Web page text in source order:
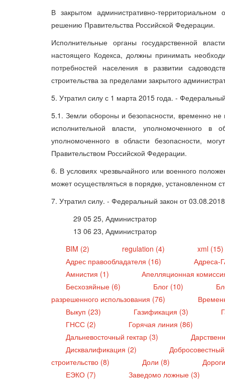
В закрытом административно-
решению Правительства Российской Федерации.
Исполнительные органы государственной
настоящего Кодекса, должны принимать
потребностей населения в развитии
строительства за пределами закрытого
5. Утратил силу с 1 марта 2015 года. -
5.1. Земли обороны и безопасности, временно
исполнительной власти, уполномоченного в
уполномоченного в области безопасности,
Правительством Российской Федерации.
6. В условиях чрезвычайного или военного
может осуществляться в порядке, установленном
7. Утратил силу. - Федеральный закон от
29 05 25, Администратор
13 06 23, Администратор
BIM (2)
regulation (4)
xml (15)
Адрес правообладателя (16)
Амнистия (1)
Апелляционная
Бесхозяйные (6)
Блог (10)
разрешенного использования (76)
Выкуп (23)
Газификация (3)
ГНСС (2)
Горячая линия (86)
Дальневосточный гектар (3)
Дисквалификация (2)
строительство (8)
Доли (8)
ЕЭКО (7)
Заведомо ложные (3)